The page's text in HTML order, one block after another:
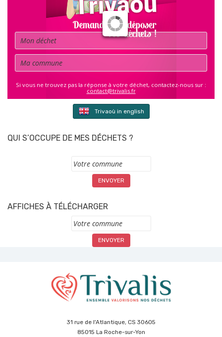
Déchet
Commune
Si vous ne trouvez pas la réponse à votre déchet, contactez-nous sur :
contact@trivalis.fr
Trivaoù in english
QUI S’OCCUPE DE MES DÉCHETS ?
Commune
AFFICHES À TÉLÉCHARGER
Commune
31 rue de l'Atlantique, CS 30605
85015 La Roche-sur-Yon